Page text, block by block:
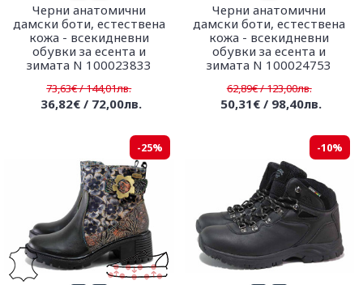
Черни анатомични
дамски боти, естествена
кожа - всекидневни
обувки за есента и
зимата N 100023833
73,63€ / 144,01лв.
36,82€ / 72,00лв.
Черни анатомични
дамски боти, естествена
кожа - всекидневни
обувки за есента и
зимата N 100024753
62,89€ / 123,00лв.
50,31€ / 98,40лв.
-25% -10%